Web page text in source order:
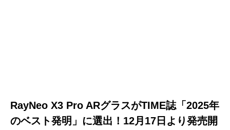
RayNeo X3 Pro ARグラスがTIME誌「2025年
のベスト発明」に選出！12月17日より発売開